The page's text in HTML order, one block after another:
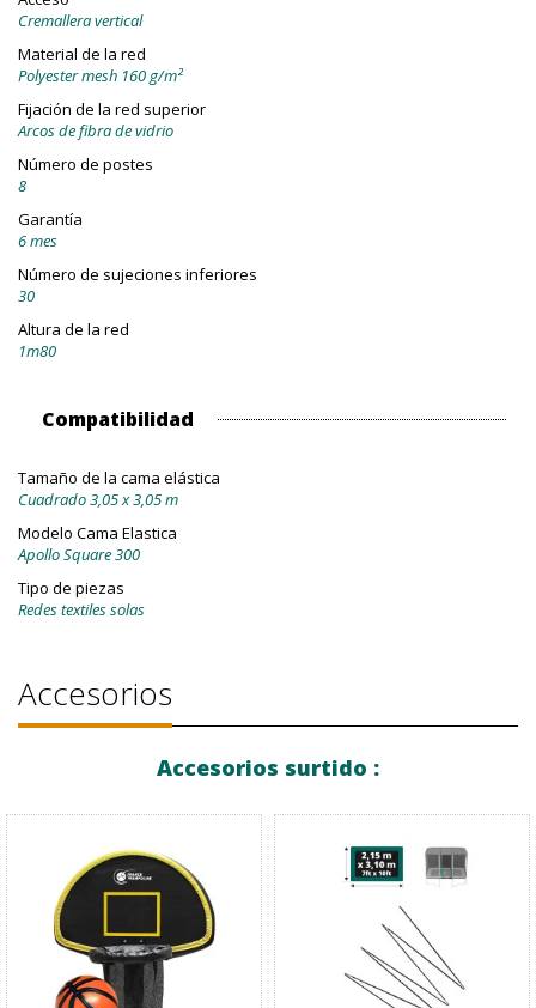
Cremallera vertical
Material de la red
Polyester mesh 160 g/m²
Fijación de la red superior
Arcos de fibra de vidrio
Número de postes
8
Garantía
6 mes
Número de sujeciones inferiores
30
Altura de la red
1m80
Compatibilidad
Tamaño de la cama elástica
Cuadrado 3,05 x 3,05 m
Modelo Cama Elastica
Apollo Square 300
Tipo de piezas
Redes textiles solas
Accesorios
Accesorios surtido :